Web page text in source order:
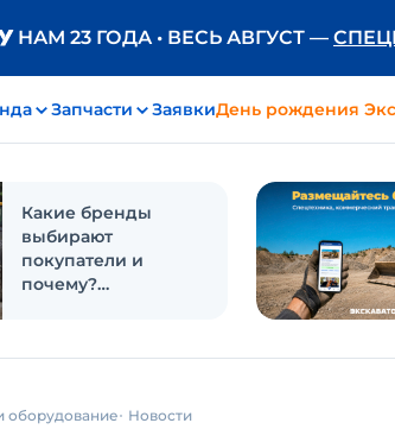
НАМ 23 ГОДА • ВЕСЬ АВГУСТ —
Запчасти ЗаявкиДень рождения
Какие бренды
выбирают
покупатели и
почему?
оборудование Новости